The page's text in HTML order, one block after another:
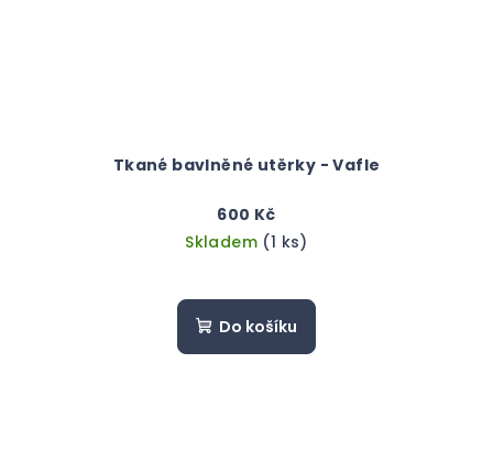
Tkané bavlněné utěrky - Vafle
600 Kč
Skladem (1 ks)
Do košíku